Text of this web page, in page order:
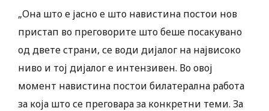
„Она што е јасно е што навистина постои нов
пристап во преговорите што беше посакувано
од двете страни, се води дијалог на највисоко
ниво и тој дијалог е интензивен. Во овој
момент навистина постои билатерална работа
за која што се преговара за конкретни теми. За